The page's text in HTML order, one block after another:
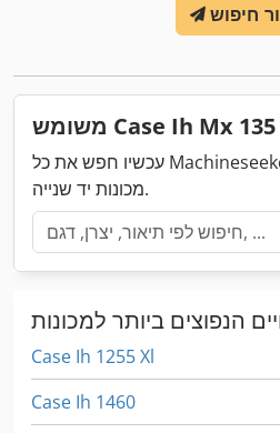
חיפוש
משומש Case Ih Mx 135
עכשיו חפש את כל Machineseeker עם יותר מ-200,000
מכונות יד שנייה.
Case Ih 1255 Xl
Case Ih 1460